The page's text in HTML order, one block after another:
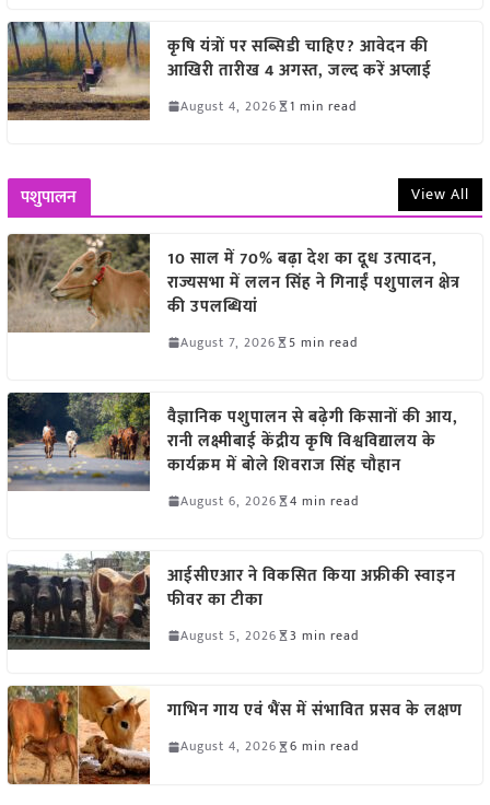
कृषि यंत्रों पर सब्सिडी चाहिए? आवेदन की
आखिरी तारीख 4 अगस्त, जल्द करें अप्लाई
August 4, 2026 1 min read
पशुपालन View All
10 साल में 70% बढ़ा देश का दूध उत्पादन,
राज्यसभा में ललन सिंह ने गिनाईं पशुपालन क्षेत्र
की उपलब्धियां
August 7, 2026 5 min read
वैज्ञानिक पशुपालन से बढ़ेगी किसानों की आय,
रानी लक्ष्मीबाई केंद्रीय कृषि विश्वविद्यालय के
कार्यक्रम में बोले शिवराज सिंह चौहान
August 6, 2026 4 min read
आईसीएआर ने विकसित किया अफ्रीकी स्वाइन
फीवर का टीका
August 5, 2026 3 min read
गाभिन गाय एवं भैंस में संभावित प्रसव के लक्षण
August 4, 2026 6 min read